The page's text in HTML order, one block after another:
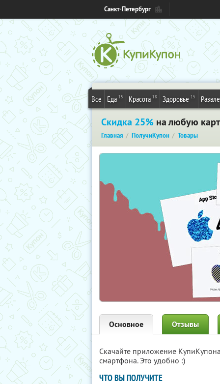
Санкт-Петербург
Все Еда 15 Красота 18 Здоровье 15
Скидка 25% на любую
Главная ПолучиКупон Товары
Основное Отзывы
Скачайте приложение
смартфона. Это удобно :)
ЧТО ВЫ ПОЛУЧИТЕ